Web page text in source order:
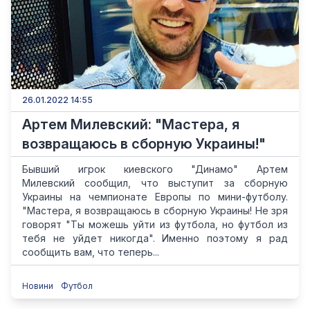
26.01.2022 14:55
Артем Милевский: "Мастера, я
возвращаюсь в сборную Украины!"
Бывший игрок киевского "Динамо" Артем
Милевский сообщил, что выступит за сборную
Украины на чемпионате Европы по мини-футболу.
"Мастера, я возвращаюсь в сборную Украины! Не зря
говорят "Ты можешь уйти из футбола, но футбол из
тебя не уйдет никогда". Именно поэтому я рад
сообщить вам, что теперь...
Новини Футбол